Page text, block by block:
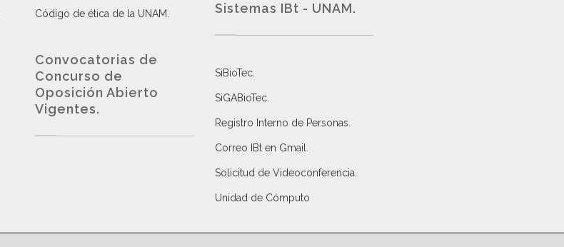
Código de ética de la UNAM
Convocatorias de
Concurso de
Oposición Abierto
Vigentes.
Sistemas IBt - UNAM.
SiBioTec
SiGABioTec.
Registro Interno de Personas
Correo IBt en Gmail
Solicitud de Videoconferencia.
Unidad de Cómputo